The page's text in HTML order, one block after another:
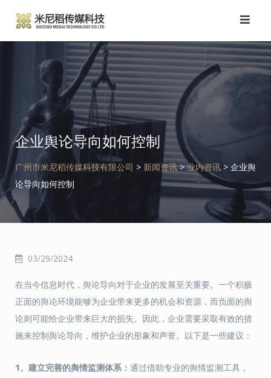
到
企业舆论导向如何控制
广州市米尼稻传媒科技有限公司 > 新闻资讯>业内资讯 > 企业舆
论导向如何控制
03/29/2024
在当今信息时代，舆论导向对于企业的发展至关重要。一个积极
正面的舆论环境能够为企业带来更多的机会和资源，而负面的舆
论则可能给企业带来巨大的损失。因此，企业需要采取有效的措
施来控制舆论导向，维护企业的形象和声誉。以下是一些建议：
1、 建立完善的舆情监测体系： 通过借助专业的舆情监测工具，